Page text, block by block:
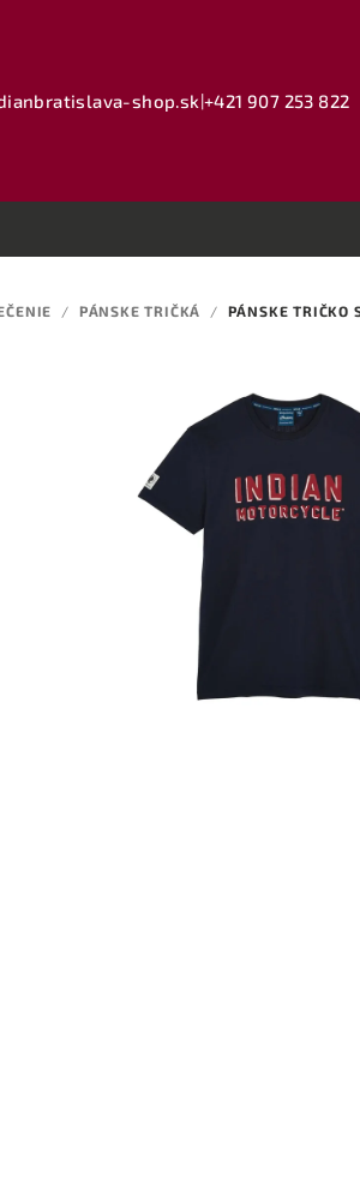
shop.sk|+421 907 253 822
/ PÁNSKE TRIČKÁ / PÁNSKE TRIČKO